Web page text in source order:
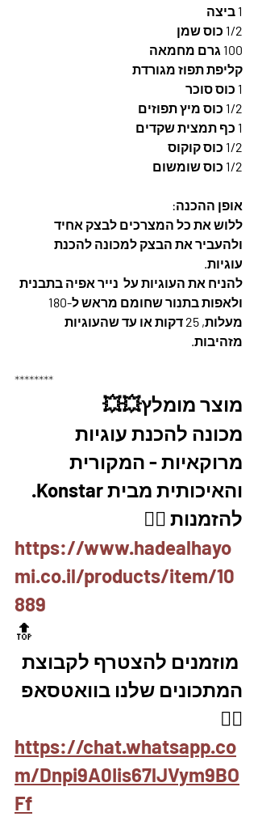
1 ביצה
1/2 כוס שמן
100 גרם מחמאה
קליפת תפוז מגורדת
1 כוס סוכר
1/2 כוס מיץ תפוזים
1 כף תמצית שקדים
1/2 כוס קוקוס
1/2 כוס שומשום
אופן ההכנה:
ללוש את כל המצרכים לבצק אחיד
ולהעביר את הבצק למכונה להכנת
עוגיות.
להניח את העוגיות על  נייר אפיה בתבנית
מעלות, 25 דקות או עד שהעוגיות
מזהיבות.
********
מוצר מומלץ💥💥
מכונה להכנת עוגיות
מרוקאיות - המקורית
והאיכותית מבית Konstar.
להזמנות 👇🏼
https://www.hadealhayo
mi.co.il/products/item/10
889
🔝
מוזמנים להצטרף לקבוצת
המתכונים שלנו בוואטסאפ
👇🏼
https://chat.whatsapp.co
m/Dnpi9A0Iis67lJVym9BO
Ff